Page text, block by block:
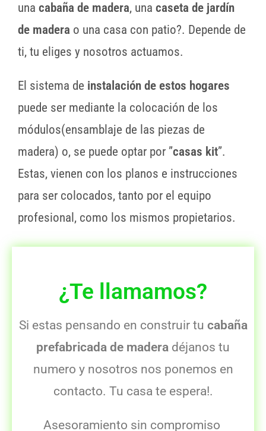
una cabaña de madera, una caseta de jardín
de madera o una casa con patio?. Depende de
ti, tu eliges y nosotros actuamos.
El sistema de instalación de estos hogares
puede ser mediante la colocación de los
módulos(ensamblaje de las piezas de
madera) o, se puede optar por ”casas kit”.
Estas, vienen con los planos e instrucciones
para ser colocados, tanto por el equipo
profesional, como los mismos propietarios.
¿Te llamamos?
Si estas pensando en construir tu cabaña
prefabricada de madera déjanos tu
numero y nosotros nos ponemos en
contacto. Tu casa te espera!.
Asesoramiento sin compromiso